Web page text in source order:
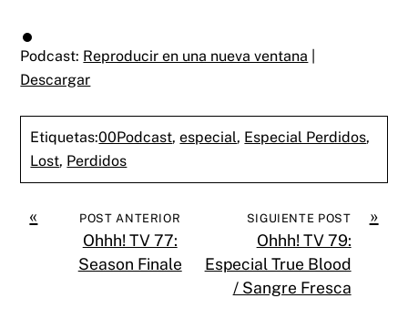
Podcast: Reproducir en una nueva ventana
Descargar
Etiquetas:00Podcast,especial, Especial Perdidos,
Lost, Perdidos
« POST ANTERIOR
Ohhh! TV 77:
Season Finale
»
SIGUIENTE POST
Ohhh! TV 79:
Especial True Blood
/ Sangre Fresca